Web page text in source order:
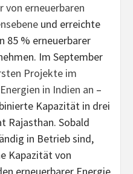
erneuerbaren
und erreichte
85 % erneuerbarer
Im September
Projekte im
in Indien an –
Kapazität in drei
Rajasthan. Sobald
in Betrieb sind,
Kapazität von